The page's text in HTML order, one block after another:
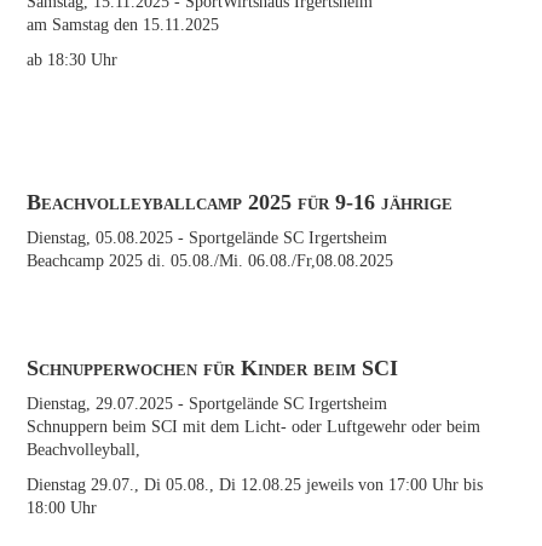
am Samstag den 15.11.2025
ab 18:30 Uhr
Beachvolleyballcamp 2025 für 9-16 jährige
Dienstag, 05.08.2025 - Sportgelände SC Irgertsheim
Beachcamp 2025 di. 05.08./Mi. 06.08./Fr,08.08.2025
Schnupperwochen für Kinder beim SCI
Dienstag, 29.07.2025 - Sportgelände SC Irgertsheim
Schnuppern beim SCI mit dem Licht- oder Luftgewehr oder beim
Beachvolleyball,
Dienstag 29.07., Di 05.08., Di 12.08.25 jeweils von 17:00 Uhr bis
18:00 Uhr